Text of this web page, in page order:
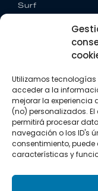
Utilizamos
acceder a la
mejorar la experiencia
(no) personalizados.
permitirá procesar
navegación o los ID's
consentimiento,
características y
Surf
CONTACTO
+34 662 342
SÍGUENOS